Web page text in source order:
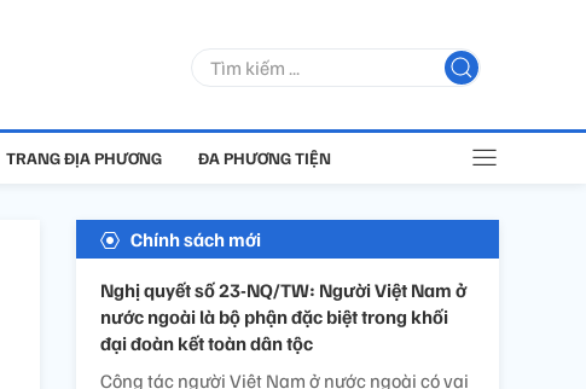
TRANG ĐỊA PHƯƠNG ĐA PHƯƠNG TIỆN
Chính sách mới
Nghị quyết số 23-NQ/TW: Người Việt Nam ở
nước ngoài là bộ phận đặc biệt trong khối
đại đoàn kết toàn dân tộc
Công tác người Việt Nam ở nước ngoài có vai